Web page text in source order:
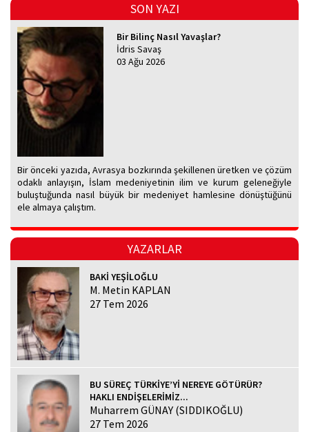
SON YAZI
Bir Bilinç Nasıl Yavaşlar?
İdris Savaş
03 Ağu 2026
Bir önceki yazıda, Avrasya bozkırında şekillenen üretken ve çözüm
odaklı anlayışın, İslam medeniyetinin ilim ve kurum geleneğiyle
buluştuğunda nasıl büyük bir medeniyet hamlesine dönüştüğünü
ele almaya çalıştım.
YAZARLAR
BAKİ YEŞİLOĞLU
M. Metin KAPLAN
27 Tem 2026
BU SÜREÇ TÜRKİYE’Yİ NEREYE GÖTÜRÜR?
HAKLI ENDİŞELERİMİZ...
Muharrem GÜNAY (SIDDIKOĞLU)
27 Tem 2026